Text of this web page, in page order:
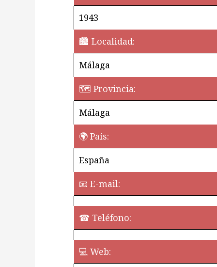
1943
🏙️ Localidad:
Málaga
🗺 Provincia:
Málaga
🌍 País:
España
📧 E-mail:
☎ Teléfono:
💻 Web: